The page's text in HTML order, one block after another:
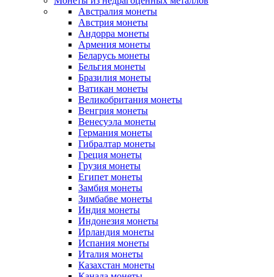
Австралия монеты
Австрия монеты
Андорра монеты
Армения монеты
Беларусь монеты
Бельгия монеты
Бразилия монеты
Ватикан монеты
Великобритания монеты
Венгрия монеты
Венесуэла монеты
Германия монеты
Гибралтар монеты
Греция монеты
Грузия монеты
Египет монеты
Замбия монеты
Зимбабве монеты
Индия монеты
Индонезия монеты
Ирландия монеты
Испания монеты
Италия монеты
Казахстан монеты